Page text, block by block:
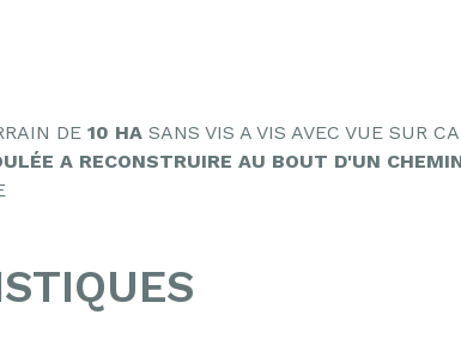
DE 10 HA SANS VIS A VIS AVEC VUE SUR
A RECONSTRUIRE AU BOUT D'UN